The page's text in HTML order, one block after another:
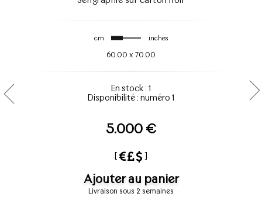
cm inches
60.00 x 70.00
En stock : 1
Disponibilité : numéro 1
5.000 €
[ ]
Ajouter au panier
Livraison sous 2 semaines